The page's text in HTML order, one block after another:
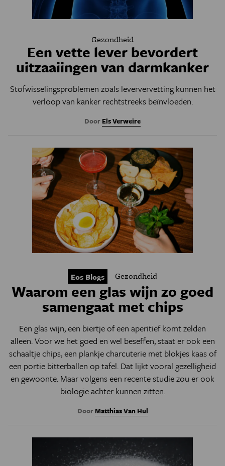
Gezondheid
Een vette lever bevordert
uitzaaiingen van darmkanker
Stofwisselingsproblemen zoals leververvetting kunnen het
verloop van kanker rechtstreeks beïnvloeden.
Door Els Verweire
Eos Blogs Gezondheid
Waarom een glas wijn zo goed
samengaat met chips
Een glas wijn, een biertje of een aperitief komt zelden
alleen. Voor we het goed en wel beseffen, staat er ook een
schaaltje chips, een plankje charcuterie met blokjes kaas of
een portie bitterballen op tafel. Dat lijkt vooral gezelligheid
en gewoonte. Maar volgens een recente studie zou er ook
biologie achter kunnen zitten.
DoorMatthias Van Hul